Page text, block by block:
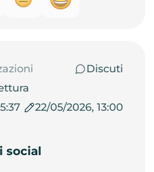
Discuti
22/05/2026, 13:00
social